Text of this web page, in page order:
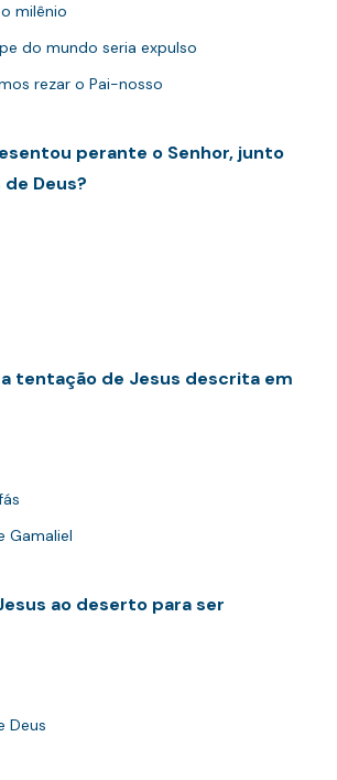
milênio
do mundo seria expulso
rezar o Pai-nosso
perante o Senhor, junto
Deus?
tentação de Jesus descrita em
Gamaliel
ao deserto para ser
Deus